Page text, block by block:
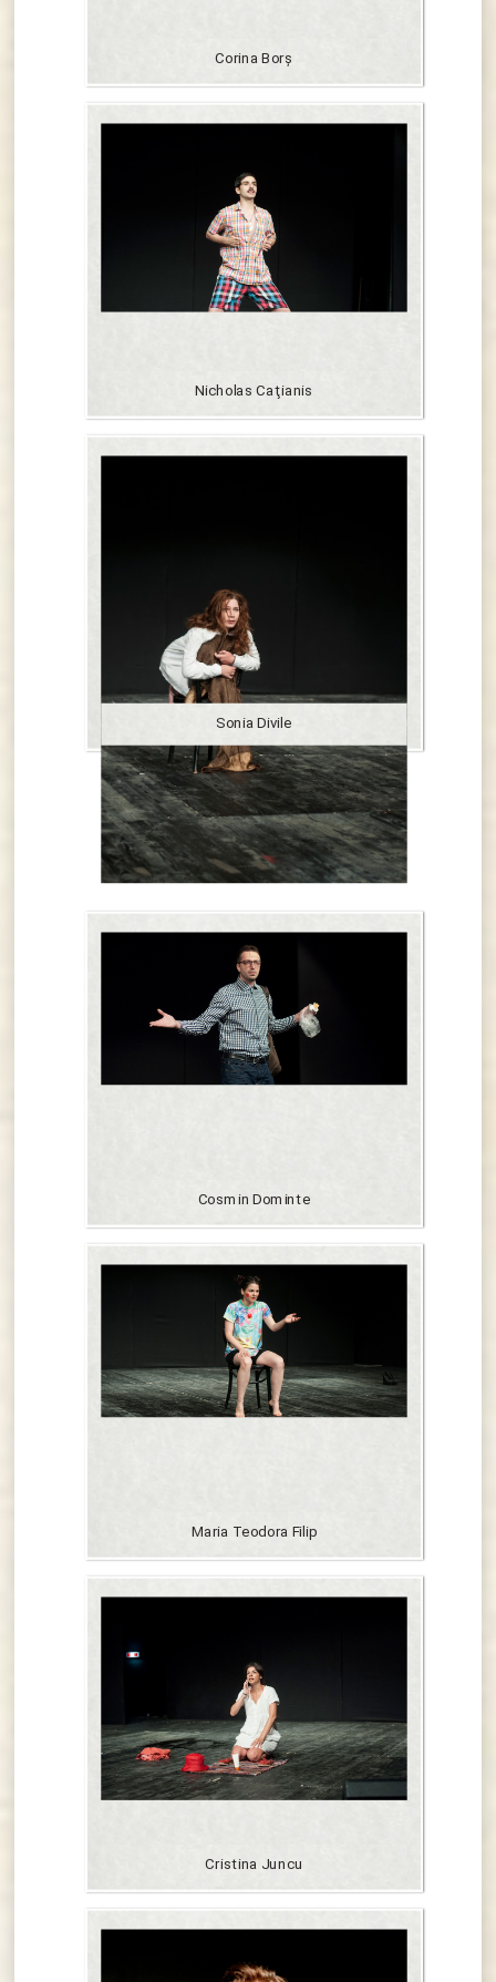
Corina Borș
Nicholas Caţianis
Sonia Divile
Cosmin Dominte
Maria Teodora Filip
Cristina Juncu